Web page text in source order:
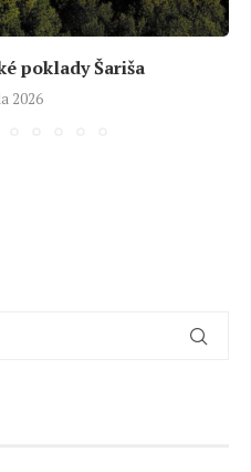
poklady Šariša
2026